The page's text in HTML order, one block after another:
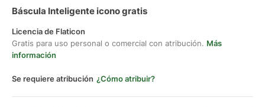
Báscula Inteligente icono gratis
Licencia de Flaticon
Gratis para uso personal o comercial con atribución. Más
información
Se requiere atribución ¿Cómo atribuir?